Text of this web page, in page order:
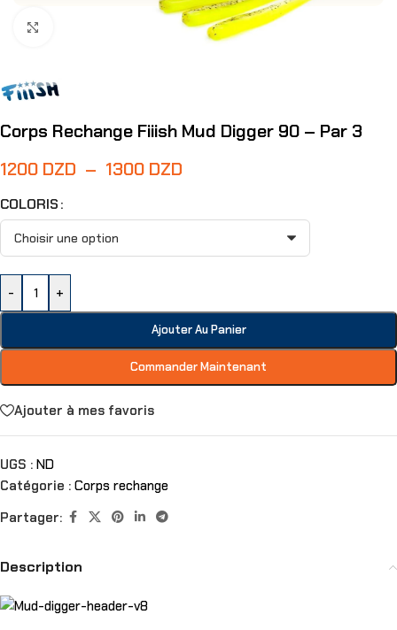
Corps Rechange Fiiish Mud Digger 90 – Par 3
1200 DZD – 1300 DZD
COLORIS
- +
Ajouter Au Panier
Commander Maintenant
Ajouter à mes favoris
UGS : ND
Catégorie : Corps rechange
Partager:
Description